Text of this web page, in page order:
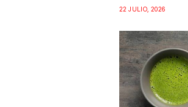
22 JULIO, 2026